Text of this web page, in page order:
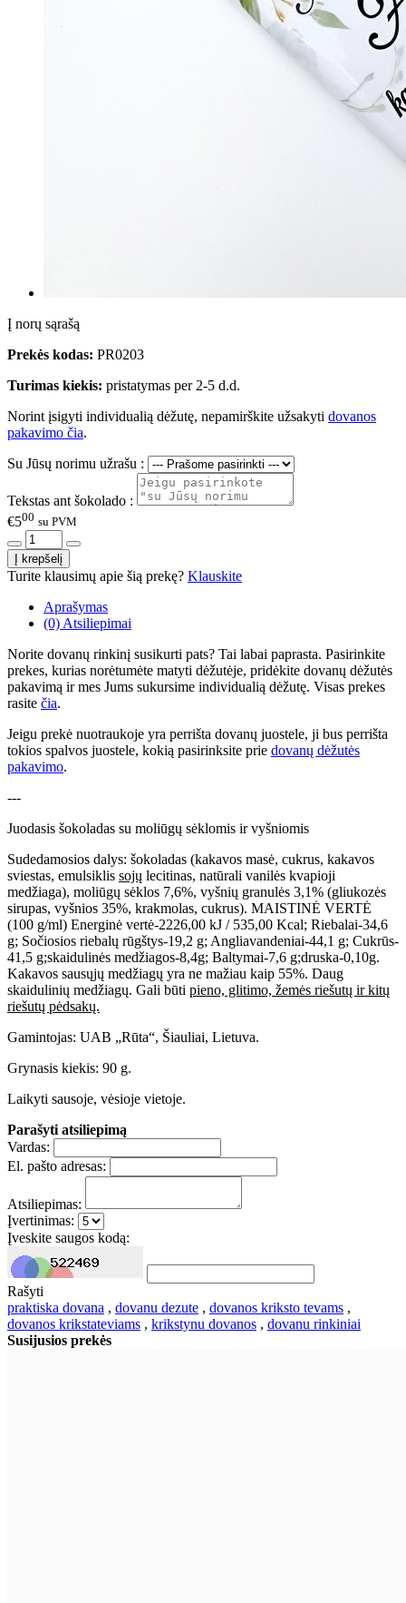
Į norų sąrašą
Prekės kodas: PR0203
Turimas kiekis: pristatymas per 2-5 d.d.
Norint įsigyti individualią dėžutę, nepamirškite užsakyti dovanos
pakavimo čia.
Su Jūsų norimu užrašu :
Tekstas ant šokolado :
€500 su PVM
Turite klausimų apie šią prekę? Klauskite
Aprašymas
(0) Atsiliepimai
Norite dovanų rinkinį susikurti pats? Tai labai paprasta. Pasirinkite
prekes, kurias norėtumėte matyti dėžutėje, pridėkite dovanų dėžutės
pakavimą ir mes Jums sukursime individualią dėžutę. Visas prekes
rasite čia.
Jeigu prekė nuotraukoje yra perrišta dovanų juostele, ji bus perrišta
tokios spalvos juostele, kokią pasirinksite prie dovanų dėžutės
pakavimo.
---
Juodasis šokoladas su moliūgų sėklomis ir vyšniomis
Sudedamosios dalys: šokoladas (kakavos masė, cukrus, kakavos
sviestas, emulsiklis sojų lecitinas, natūrali vanilės kvapioji
medžiaga), moliūgų sėklos 7,6%, vyšnių granulės 3,1% (gliukozės
sirupas, vyšnios 35%, krakmolas, cukrus). MAISTINĖ VERTĖ
(100 g/ml) Energinė vertė-2226,00 kJ / 535,00 Kcal; Riebalai-34,6
g; Sočiosios riebalų rūgštys-19,2 g; Angliavandeniai-44,1 g; Cukrūs-
41,5 g;skaidulinės medžiagos-8,4g; Baltymai-7,6 g;druska-0,10g.
Kakavos sausųjų medžiagų yra ne mažiau kaip 55%. Daug
skaidulinių medžiagų. Gali būti pieno, glitimo, žemės riešutų ir kitų
riešutų pėdsakų.
Gamintojas: UAB „Rūta“, Šiauliai, Lietuva.
Grynasis kiekis: 90 g.
Laikyti sausoje, vėsioje vietoje.
Parašyti atsiliepimą
Vardas:
El. pašto adresas:
Atsiliepimas:
Įvertinimas:
Įveskite saugos kodą:
Rašyti
praktiska dovana , dovanu dezute , dovanos kriksto tevams ,
dovanos krikstateviams , krikstynu dovanos , dovanu rinkiniai
Susijusios prekės